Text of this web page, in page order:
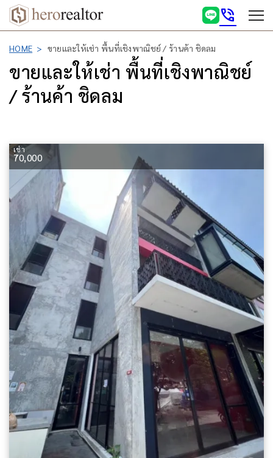
phone_in_talk
HOME ขายและให้เช่า พื้นที่เชิงพาณิชย์ / ร้านค้า ชิดลม
ขายและให้เช่า พื้นที่เชิงพาณิชย์
/ ร้านค้า ชิดลม
เช่า
70,000